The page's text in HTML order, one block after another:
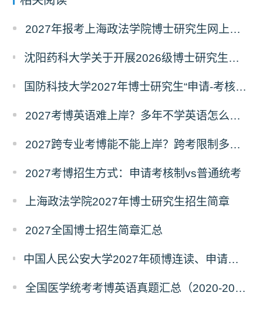
2027年报考上海政法学院博士研究生网上报名公告
沈阳药科大学关于开展2026级博士研究生录取后信息采集及档案调取等相关工作的通知
国防科技大学2027年博士研究生“申请-考核”制招生专业基础笔试考试大纲
2027考博英语难上岸？多年不学英语怎么备考？
2027跨专业考博能不能上岸？跨考限制多不多？
2027考博招生方式：申请考核制vs普通统考
上海政法学院2027年博士研究生招生简章
2027全国博士招生简章汇总
中国人民公安大学2027年硕博连读、申请考核、本科直博博士研究生招生报名事宜的通知
全国医学统考考博英语真题汇总（2020-2026年）